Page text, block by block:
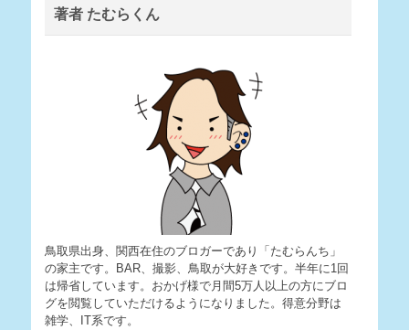
著者 たむらくん
鳥取県出身、関西在住のブロガーであり「たむらんち」
の家主です。BAR、撮影、鳥取が大好きです。半年に1回
は帰省しています。おかげ様で月間5万人以上の方にブロ
グを閲覧していただけるようになりました。得意分野は
雑学、IT系です。